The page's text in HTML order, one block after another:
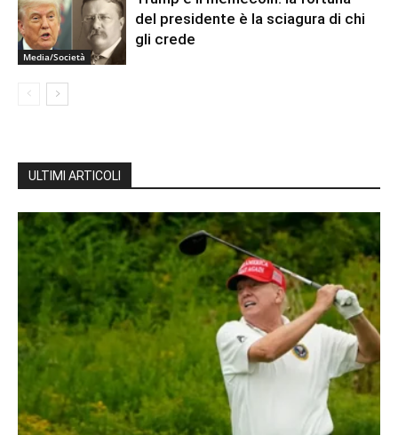
Media/Società
del presidente è la sciagura di chi
gli crede
ULTIMI ARTICOLI